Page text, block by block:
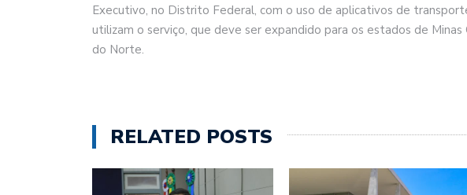
Executivo, no Distrito Federal, com o uso de aplicativos de
utilizam o serviço, que deve ser expandido para os estados de Minas
do Norte.
RELATED POSTS